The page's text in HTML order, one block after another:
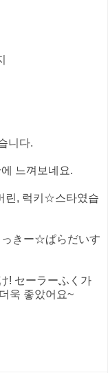
니다.
느껴보네요.
린, 럭키☆스타였습
きー☆ぱらだいす
! セーラーふく가
욱 좋았어요~